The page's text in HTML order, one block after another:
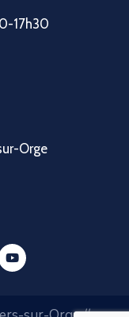
17h30
Orge